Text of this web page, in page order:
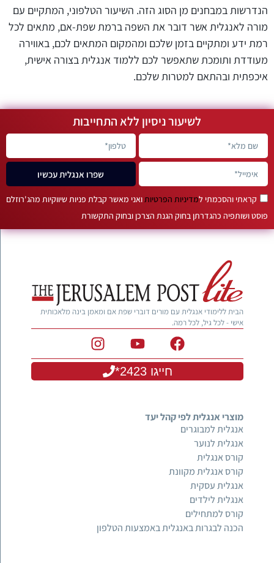
הנדרשות במבחנים מן הסוג הזה. השיעור הטלפוני, המתקיים עם
מורה לאנגלית אשר דובר את השפה ברמת שפת-אם, מתאים לכל
רמת ידע ומתקיים בזמן שלכם ומהמקום המתאים לכם, באווירה
מעודדת ותומכת שתאפשר לכם ללמוד אנגלית בצורה אישית,
איכפתית ובהתאם למטרות שלכם.
לשיעור ניסיון ללא התחייבות
קראתי והסכמתי למדיניות הפרטיותואני מאשר קבלת פניות שיווקיות מהג'רוזלם
פוסט ושותפיה כהגדרתן בחוק הגנת הצרכן ובחוק התקשורת
שפרו אנגלית עכשיו
הבית ללימודי אנגלית עם מורים דוברי שפת אם ומאמן בינה מלאכותית
אישי - לכל גיל, לכל רמה.
חייגו 2423*
מוצרי אנגלית לפי קהל יעד
אנגלית למבוגרים
אנגלית לנוער
קורס אנגלית
קורס אנגלית מקוונת
אנגלית עסקית
אנגלית לילדים
קורס למתחילים
הכנה לבגרות באנגלית באמצעות הטלפון